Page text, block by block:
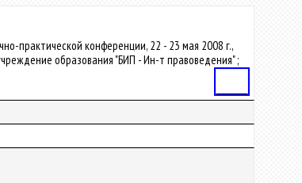
практической конференции, 22 - 23 мая 2008 г.,
образования "БИП - Ин-т правоведения" ;